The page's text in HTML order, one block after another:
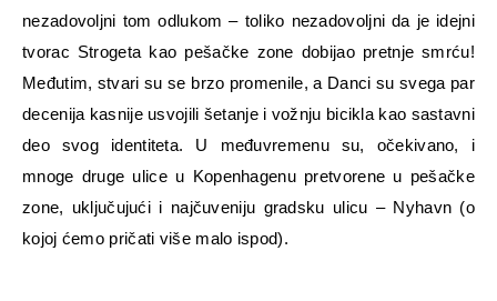
nezadovoljni tom odlukom – toliko nezadovoljni da je idejni
tvorac Strogeta kao pešačke zone dobijao pretnje smrću!
Međutim, stvari su se brzo promenile, a Danci su svega par
decenija kasnije usvojili šetanje i vožnju bicikla kao sastavni
deo svog identiteta. U međuvremenu su, očekivano, i
mnoge druge ulice u Kopenhagenu pretvorene u pešačke
zone, uključujući i najčuveniju gradsku ulicu – Nyhavn (o
kojoj ćemo pričati više malo ispod).